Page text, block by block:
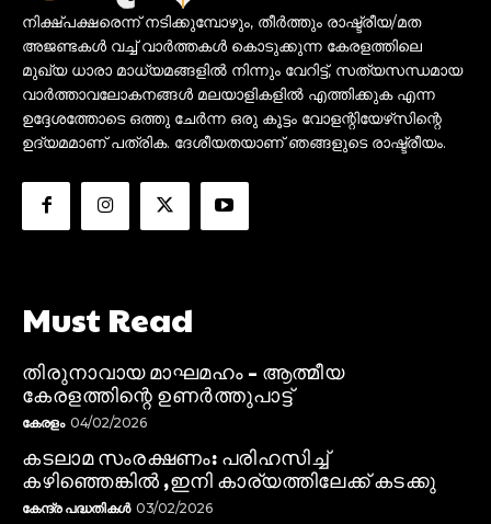
നിക്ഷ്പക്ഷരെന്ന് നടിക്കുമ്പോഴും, തീർത്തും രാഷ്ട്രീയ/മത
അജണ്ടകൾ വച്ച് വാർത്തകൾ കൊടുക്കുന്ന കേരളത്തിലെ
മുഖ്യ ധാരാ മാധ്യമങ്ങളിൽ നിന്നും വേറിട്ട്, സത്യസന്ധമായ
വാർത്താവലോകനങ്ങൾ മലയാളികളിൽ എത്തിക്കുക എന്ന
ഉദ്ദേശത്തോടെ ഒത്തു ചേർന്ന ഒരു കൂട്ടം വോളന്റിയേഴ്‌സിന്റെ
ഉദ്യമമാണ് പത്രിക. ദേശീയതയാണ് ഞങ്ങളുടെ രാഷ്ട്രീയം.
Must Read
തിരുനാവായ മാഘമഹം – ആത്മീയ
കേരളത്തിന്റെ ഉണർത്തുപാട്ട്
കേരളം 04/02/2026
കടലാമ സംരക്ഷണം: പരിഹസിച്ച്
കഴിഞ്ഞെങ്കിൽ ,ഇനി കാര്യത്തിലേക്ക് കടക്കു
കേന്ദ്ര പദ്ധതികൾ 03/02/2026